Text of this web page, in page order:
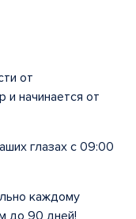
от
и начинается от
глазах с 09:00
каждому
до 90 дней!